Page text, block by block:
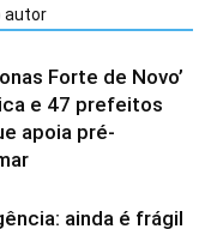
autor
Forte de Novo’
e 47 prefeitos
apoia pré-
ainda é frágil